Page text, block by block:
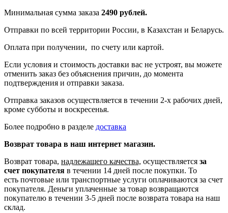
Минимальная сумма заказа 2490 рублей.
Отправки по всей территории России, в Казахстан и Беларусь.
Оплата при получении, по счету или картой.
Если условия и стоимость доставки вас не устроят, вы можете
отменить заказ без объяснения причин, до момента
подтверждения и отправки заказа.
Отправка заказов осуществляется в течении 2-х рабочих дней,
кроме субботы и воскресенья.
Более подробно в разделе доставка
Возврат товара в наш интернет магазин.
Возврат товара, надлежащего качества, осуществляется за
счет покупателя в течении 14 дней после покупки. То
есть почтовые или транспортные услуги оплачиваются за счет
покупателя. Деньги уплаченные за товар возвращаются
покупателю в течении 3-5 дней после возврата товара на наш
склад.